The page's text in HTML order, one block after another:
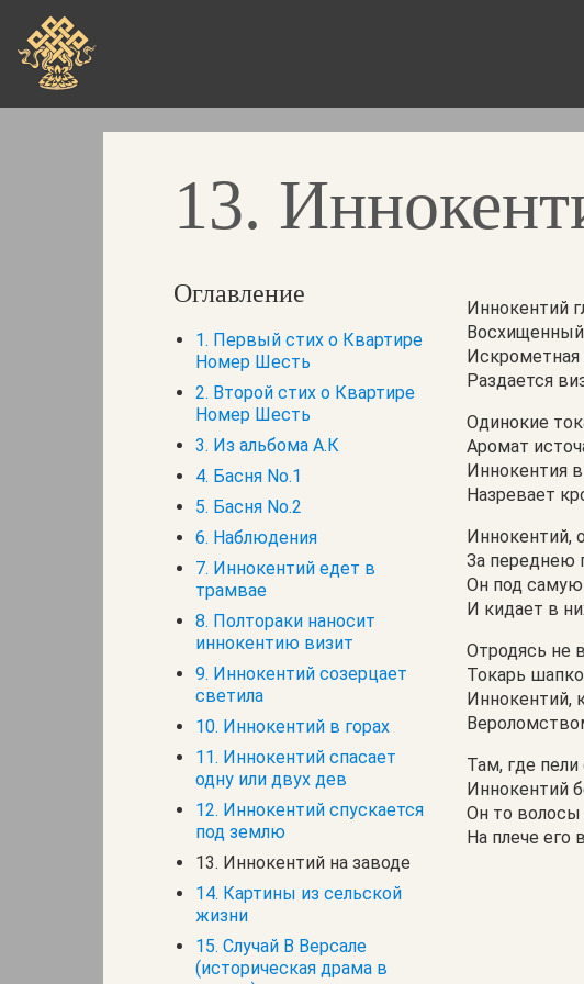
основному
содержанию
13.
Оглавление
1. Первый стих о Квартире
Номер Шесть
2. Второй стих о Квартире
Номер Шесть
3. Из альбома А.К
4. Басня No.1
5. Басня No.2
6. Наблюдения
7. Иннокентий едет в
трамвае
8. Полтораки наносит
иннокентию визит
9. Иннокентий созерцает
светила
10. Иннокентий в горах
11. Иннокентий спасает
одну или двух дев
12. Иннокентий спускается
под землю
13. Иннокентий на заводе
14. Картины из сельской
жизни
15. Случай В Версале
(историческая драма в
Иннокентий
Раздается
Одинокие
Аромат
Иннокентия
Назревает
Иннокентий,
За переднею
Он под
И кидает в
Отродясь не
Токарь
Иннокентий,
Там, где
Иннокентий
Он то волосы
На плече его